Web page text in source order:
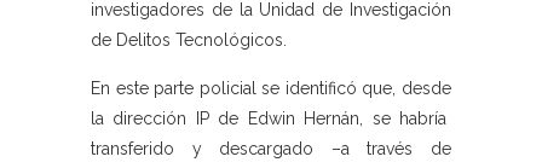
investigadores de la Unidad de Investigación
de Delitos Tecnológicos.
En este parte policial se identificó que, desde
la dirección IP de Edwin Hernán, se habría
transferido y descargado –a través de